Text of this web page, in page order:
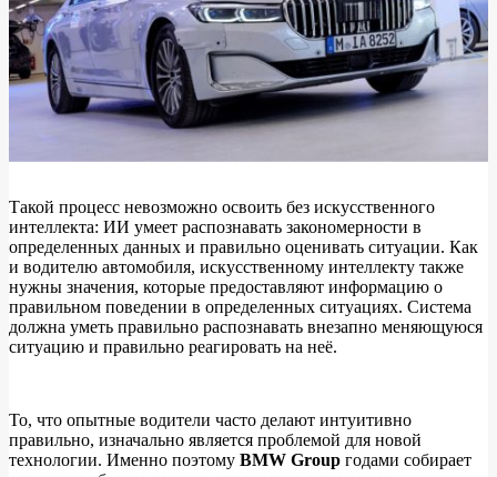
Такой процесс невозможно освоить без искусственного
интеллекта: ИИ умеет распознавать закономерности в
определенных данных и правильно оценивать ситуации. Как
и водителю автомобиля, искусственному интеллекту также
нужны значения, которые предоставляют информацию о
правильном поведении в определенных ситуациях. Система
должна уметь правильно распознавать внезапно меняющуюся
ситуацию и правильно реагировать на неё.
То, что опытные водители часто делают интуитивно
правильно, изначально является проблемой для новой
технологии. Именно поэтому BMW Group годами собирает